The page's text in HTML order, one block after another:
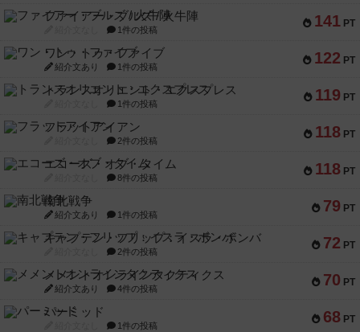
141 PT
ファイアー・ブルズ / 火牛陣
1件の投稿
122 PT
ワン・トゥ・ファイブ
紹介文あり 1件の投稿
119 PT
トランスオリエント・エクスプレス
1件の投稿
118 PT
フラットアイアン
2件の投稿
118 PT
エコーズ・オブ・タイム
8件の投稿
79 PT
南北戦争
紹介文あり 1件の投稿
72 PT
キャプテン・フリップ：イスラ・ボンバ
2件の投稿
70 PT
メメントオンラインタクティクス
紹介文あり 4件の投稿
68 PT
パーミッド
1件の投稿